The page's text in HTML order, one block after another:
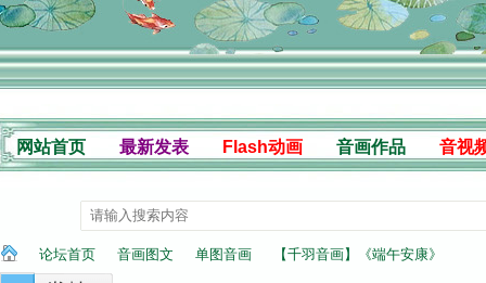
网站首页 最新发表 Flash动画 音画作品 音视
论坛首页 音画图文 单图音画 【千羽音画】《端午安康》